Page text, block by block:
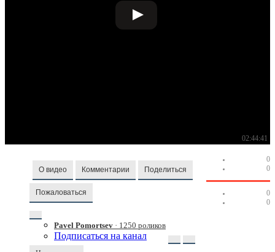
02:44:41
О видео Комментарии Поделиться
Пожаловаться
Pavel Pomortsev · 1250 роликов
Подписаться на канал
0
0
0
0